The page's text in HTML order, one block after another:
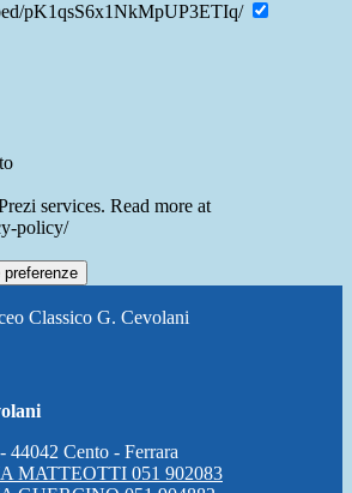
pK1qsS6x1NkMpUP3ETIq/
services. Read more at
policy/
Classico G. Cevolani
44042 Cento - Ferrara
MATTEOTTI 051 902083